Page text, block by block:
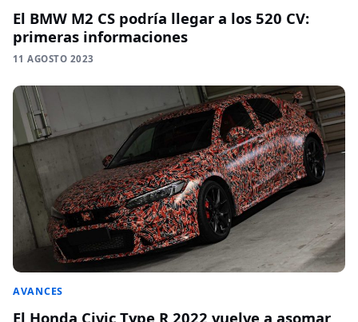
El BMW M2 CS podría llegar a los 520 CV:
primeras informaciones
11 AGOSTO 2023
AVANCES
El Honda Civic Type R 2022 vuelve a asomar